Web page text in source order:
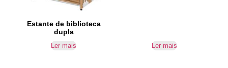
Estante de biblioteca
dupla
Ler mais Ler mais